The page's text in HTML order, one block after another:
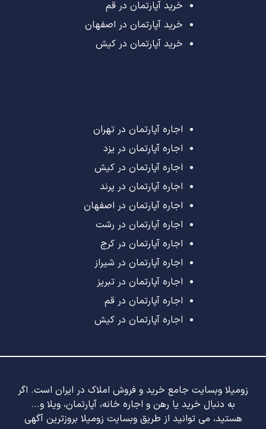
خرید آپارتمان در قم
خرید آپارتمان در اصفهان
خرید آپارتمان در کیش
اجاره آپارتمان در تهران
اجاره آپارتمان در یزد
اجاره آپارتمان در کیش
اجاره آپارتمان در پرند
اجاره آپارتمان در اصفهان
اجاره آپارتمان در رشت
اجاره آپارتمان در کرج
اجاره آپارتمان در شیراز
اجاره آپارتمان در تبریز
اجاره آپارتمان در قم
اجاره آپارتمان در کیش
زومیلا وبسایت جامع خرید و فروش املاک در ایران است. اگر
به دنبال خرید یا رهن و اجاره خانه، آپارتمان، ویلا و...
هستید، می توانید از طریق وبسایت زومیلا بروزترین آگهی